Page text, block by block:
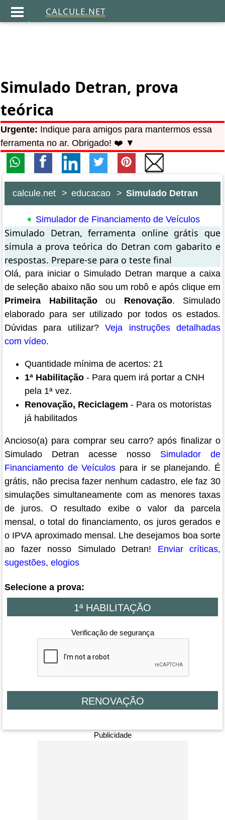
.
CALCULE.NET
Simulado Detran, prova
teórica
Urgente: Indique para amigos para mantermos essa
ferramenta no ar. Obrigado! ❤️ ▼
calcule.net educacao Simulado Detran
➧ Simulador de Financiamento de Veículos
Simulado Detran, ferramenta online grátis que
simula a prova teórica do Detran com gabarito e
respostas. Prepare-se para o teste final
Olá, para iniciar o Simulado Detran marque a caixa
de seleção abaixo não sou um robô e após clique em
Primeira Habilitaçãoou Renovação. Simulado
elaborado para ser utilizado por todos os estados.
Dúvidas para utilizar?Veja instruções detalhadas
com vídeo.
Quantidade mínima de acertos: 21
1ª Habilitação - Para quem irá portar a CNH
pela 1ª vez.
Renovação, Reciclagem - Para os motoristas
já habilitados
Ancioso(a) para comprar seu carro? após finalizar o
Simulado Detran acesse nosso Simulador de
Financiamento de Veículos para ir se planejando. É
grátis, não precisa fazer nenhum cadastro, ele faz 30
simulações simultaneamente com as menores taxas
de juros. O resultado exibe o valor da parcela
mensal, o total do financiamento, os juros gerados e
o IPVA aproximado mensal. Lhe desejamos boa sorte
ao fazer nosso Simulado Detran! Enviar críticas,
sugestões, elogios
Selecione a prova:
Verificação de segurança
Publicidade